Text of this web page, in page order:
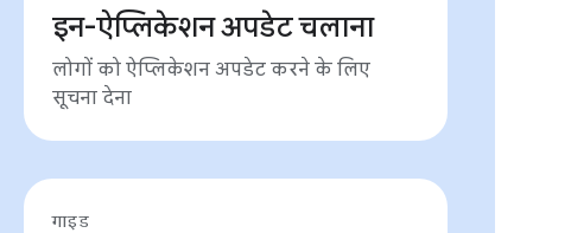
इन-ऐप्लिकेशन अपडेट चलाना
लोगों को ऐप्लिकेशन अपडेट करने के लिए
सूचना देना
गाइड